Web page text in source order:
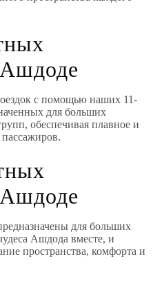
с помощью наших 11-
для больших
обеспечивая плавное и
для больших
Ашдода вместе, и
пространства, комфорта и